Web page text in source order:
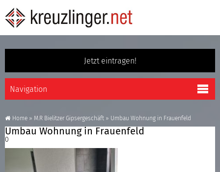
Jetzt eintragen!
Home » M.R Bielitzer Gipsergeschäft » Umbau Wohnung in Frauenfeld
Umbau Wohnung in Frauenfeld
0